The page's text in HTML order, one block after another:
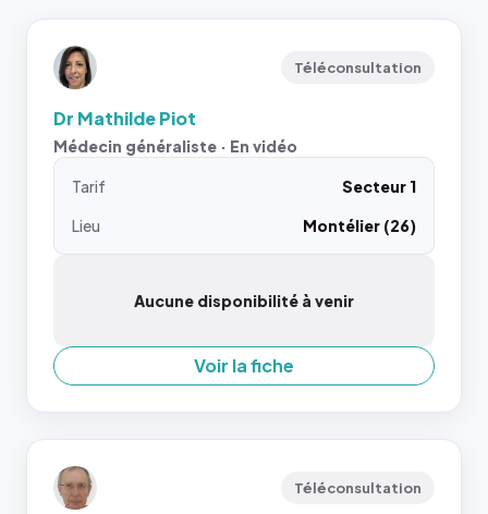
Téléconsultation
Dr Mathilde Piot
Médecin généraliste · En vidéo
Tarif
Secteur 1
Lieu
Montélier (26)
Aucune disponibilité à venir
Voir la fiche
Téléconsultation